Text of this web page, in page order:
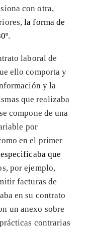
con otra,
la forma de
.
laboral de
ello comporta y
y la
que realizaba
compone de una
por
en el primer
que
por ejemplo,
facturas de
en su contrato
un anexo sobre
contrarias